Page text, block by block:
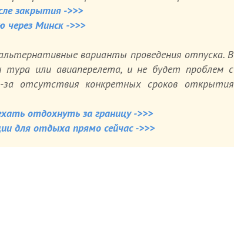
закрытия ->>>
через Минск ->>>
варианты проведения отпуска. В
тура или авиаперелета, и не будет проблем с
за отсутствия конкретных сроков открытия
отдохнуть за границу ->>>
для отдыха прямо сейчас ->>>